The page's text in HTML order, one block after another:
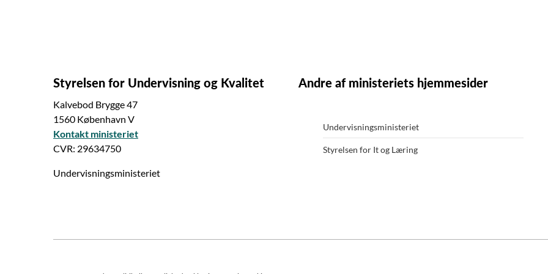
Styrelsen for Undervisning og Kvalitet
Kalvebod Brygge 47
1560 København V
Kontakt ministeriet
CVR: 29634750
Undervisningsministeriet
Andre af ministeriets hjemmesider
Undervisningsministeriet
Styrelsen for It og Læring